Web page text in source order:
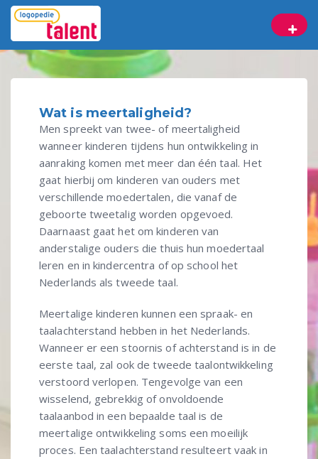
Wat is meertaligheid?
Men spreekt van twee- of meertaligheid
wanneer kinderen tijdens hun ontwikkeling in
aanraking komen met meer dan één taal. Het
gaat hierbij om kinderen van ouders met
verschillende moedertalen, die vanaf de
geboorte tweetalig worden opgevoed.
Daarnaast gaat het om kinderen van
anderstalige ouders die thuis hun moedertaal
leren en in kindercentra of op school het
Nederlands als tweede taal.
Meertalige kinderen kunnen een spraak- en
taalachterstand hebben in het Nederlands.
Wanneer er een stoornis of achterstand is in de
eerste taal, zal ook de tweede taalontwikkeling
verstoord verlopen. Tengevolge van een
wisselend, gebrekkig of onvoldoende
taalaanbod in een bepaalde taal is de
meertalige ontwikkeling soms een moeilijk
proces. Een taalachterstand resulteert vaak in